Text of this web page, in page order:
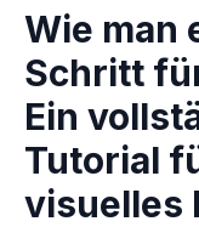
Wie man
Schritt
Ein
Tutorial
visuelles